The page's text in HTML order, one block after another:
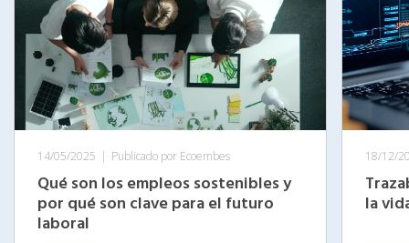
14/05/2025 | Publicado por Ecoembes
Qué son los empleos sostenibles y
por qué son clave para el futuro
laboral
18/12/
la